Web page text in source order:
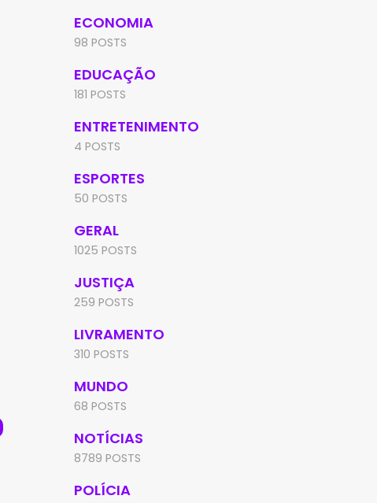
ECONOMIA
98 POSTS
EDUCAÇÃO
181 POSTS
ENTRETENIMENTO
4 POSTS
ESPORTES
50 POSTS
GERAL
1025 POSTS
JUSTIÇA
259 POSTS
LIVRAMENTO
310 POSTS
MUNDO
68 POSTS
NOTÍCIAS
8789 POSTS
POLÍCIA